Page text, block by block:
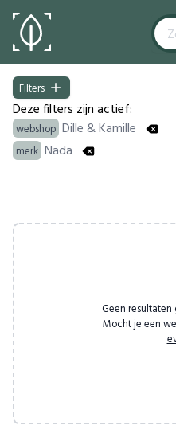
Filters
Filters
Deze filters zijn actief:
webshop Dille & Kamille
merk Nada
Geen resultaten
Mocht je een